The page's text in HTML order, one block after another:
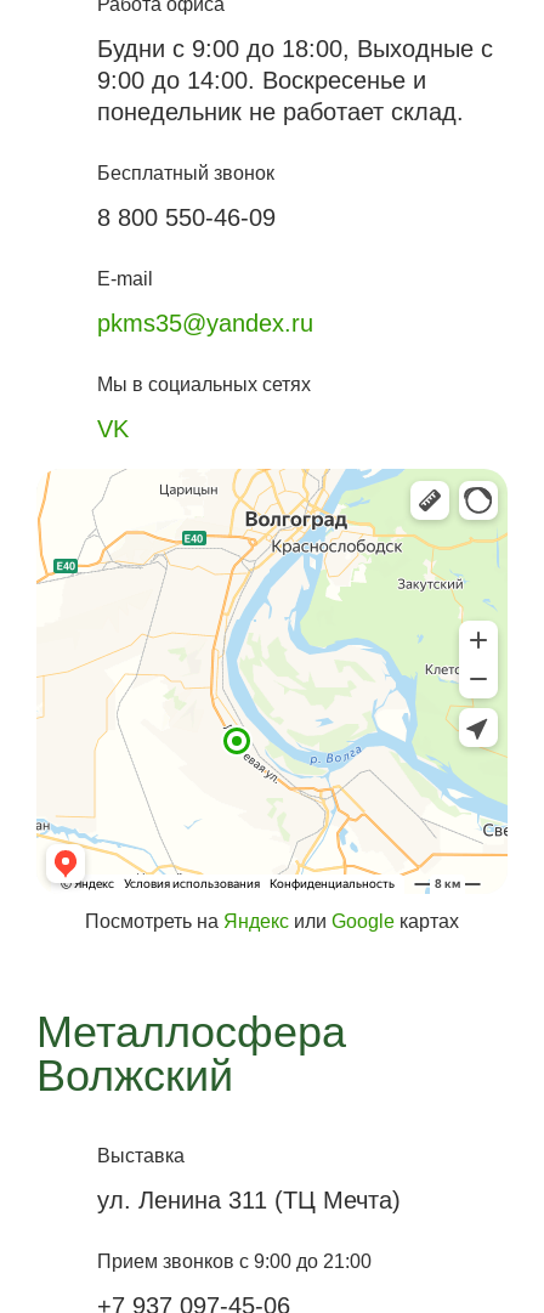
Работа офиса
Будни с 9:00 до 18:00, Выходные с
9:00 до 14:00. Воскресенье и
понедельник не работает склад.
Бесплатный звонок
8 800 550-46-09
E-mail
pkms35@yandex.ru
Мы в социальных сетях
VK
Посмотреть на Яндекс или Google картах
Металлосфера
Волжский
Выставка
ул. Ленина 311 (ТЦ Мечта)
Прием звонков с 9:00 до 21:00
+7 937 097-45-06